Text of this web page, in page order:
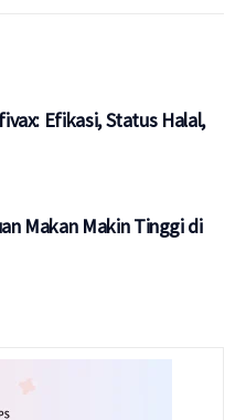
Efikasi, Status Halal,
Makan Makin Tinggi di